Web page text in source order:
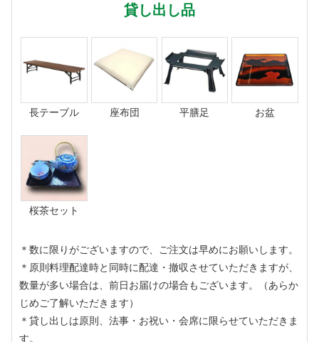
貸し出し品
長テーブル 座布団 平膳足 お盆
桜茶セット
＊数に限りがございますので、ご注文は早めにお願いします。
＊原則料理配達時と同時に配達・撤収させていただきますが、
数量が多い場合は、前日お届けの場合もございます。（あらか
じめご了解いただきます）
＊貸し出しは原則、法事・お祝い・会席に限らせていただきま
す。